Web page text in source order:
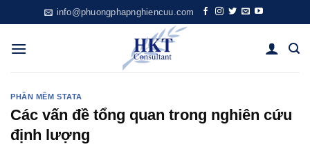
to
content
info@phuongphapnghiencuu.com
PHẦN MỀM STATA
Các vấn đề tổng quan trong nghiên cứu
định lượng